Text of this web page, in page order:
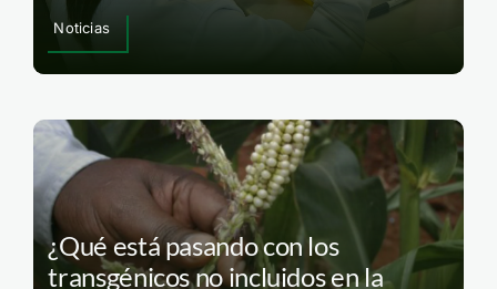
Noticias
¿Qué está pasando con los
transgénicos no incluidos en la